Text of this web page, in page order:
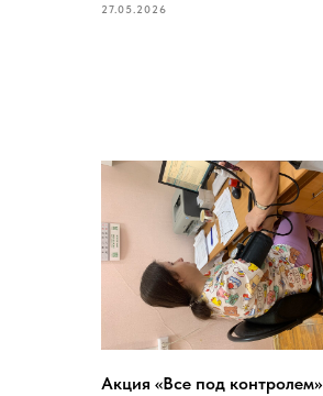
27.05.2026
Акция «Все под контролем»